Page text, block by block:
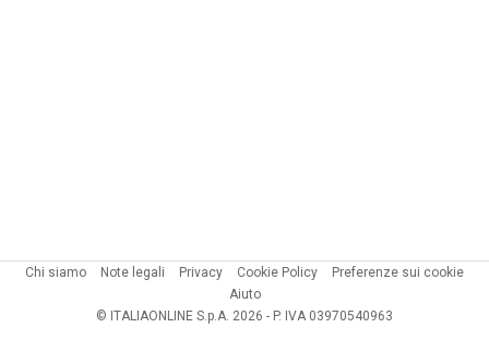
Chi siamo Note legali Privacy Cookie Policy
Preferenze sui cookie
Aiuto
© ITALIAONLINE S.p.A. 2026 - P. IVA 03970540963